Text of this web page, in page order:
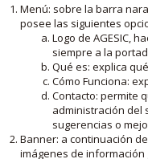
Menú: sobre la barra
posee las siguientes
Logo de AGESIC,
siempre a la
Qué es: explica
Cómo Funciona:
Contacto: permite
administración del
sugerencias o
Banner: a continuación
imágenes de